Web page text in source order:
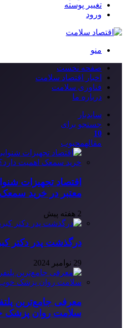
تغییر پوسته
ورود
منو
صفحه نخست
اخبار اقتصاد سلامت
فناوری سلامت
درباره ما
سایدبار
جستجو برای
10
مقالهمحبوب
اقتصاد تجهیزات
معتبر در خرید
2 هفته پیش
درگذشت پدر دکتر
29 نوامبر 2024
معرفی جامع‌ترین
سلامت روان پزشک